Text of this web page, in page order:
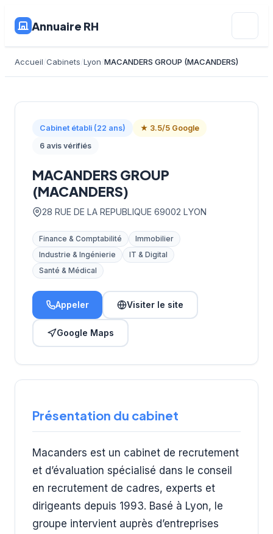
Annuaire RH
Accueil Cabinets Lyon MACANDERS GROUP (MACANDERS)
Cabinet établi (22 ans)
★ 3.5/5 Google
6 avis vérifiés
MACANDERS GROUP
(MACANDERS)
28 RUE DE LA REPUBLIQUE 69002 LYON
Finance & Comptabilité
Immobilier
Industrie & Ingénierie
IT & Digital
Santé & Médical
Appeler Visiter le site
Google Maps
Présentation du cabinet
Macanders est un cabinet de recrutement
et d’évaluation spécialisé dans le conseil
en recrutement de cadres, experts et
dirigeants depuis 1993. Basé à Lyon, le
groupe intervient auprès d’entreprises